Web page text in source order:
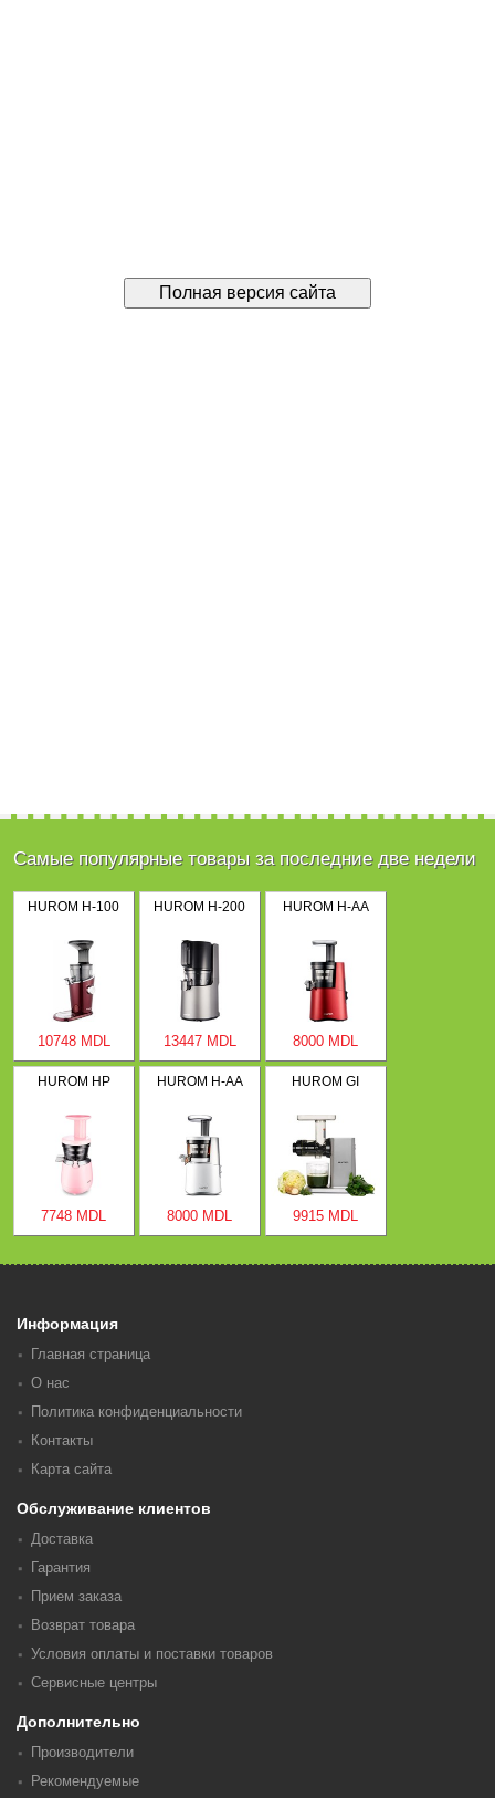
Самые популярные товары за последние две недели
HUROM H-100
10748 MDL
HUROM H-200
13447 MDL
HUROM H-AA
8000 MDL
HUROM HP
7748 MDL
HUROM H-AA
8000 MDL
HUROM GI
9915 MDL
Информация
Главная страница
О нас
Политика конфиденциальности
Контакты
Карта сайта
Обслуживание клиентов
Доставка
Гарантия
Прием заказа
Возврат товара
Условия оплаты и поставки товаров
Сервисные центры
Дополнительно
Производители
Рекомендуемые